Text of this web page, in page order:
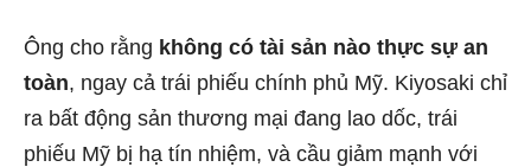
Ông cho rằng không có tài sản nào thực sự an
toàn, ngay cả trái phiếu chính phủ Mỹ. Kiyosaki chỉ
ra bất động sản thương mại đang lao dốc, trái
phiếu Mỹ bị hạ tín nhiệm, và cầu giảm mạnh với